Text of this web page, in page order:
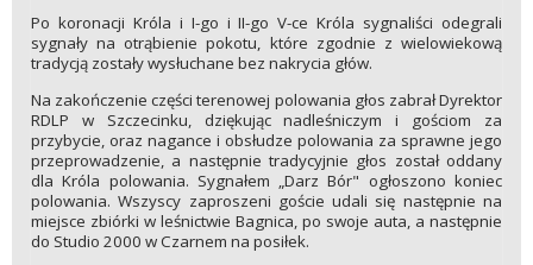
Po koronacji Króla i I-go i II-go V-ce Króla sygnaliści odegrali
sygnały na otrąbienie pokotu, które zgodnie z wielowiekową
tradycją zostały wysłuchane bez nakrycia głów.
Na zakończenie części terenowej polowania głos zabrał Dyrektor
RDLP w Szczecinku, dziękując nadleśniczym i gościom za
przybycie, oraz nagance i obsłudze polowania za sprawne jego
przeprowadzenie, a następnie tradycyjnie głos został oddany
dla Króla polowania. Sygnałem „Darz Bór" ogłoszono koniec
polowania. Wszyscy zaproszeni goście udali się następnie na
miejsce zbiórki w leśnictwie Bagnica, po swoje auta, a następnie
do Studio 2000 w Czarnem na posiłek.